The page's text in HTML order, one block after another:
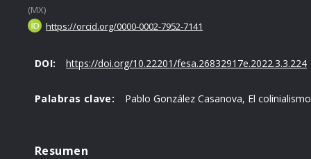
(MX)
https://orcid.org/0000-0002-7952-7141
DOI: https://doi.org/10.22201/fesa.26832917e.2022.3.3.224
Palabras clave: Pablo González Casanova, El
Resumen